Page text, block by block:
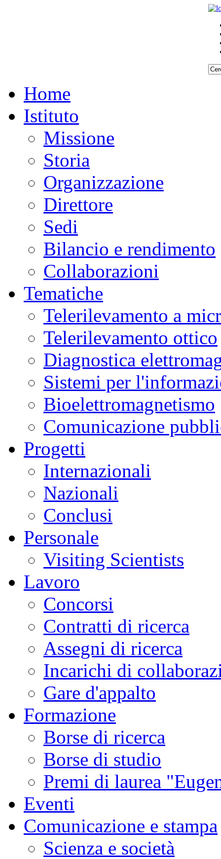
Home
Istituto
Missione
Storia
Organizzazione
Direttore
Sedi
Bilancio e rendimento
Collaborazioni
Tematiche
Telerilevamento a
Telerilevamento ottico
Diagnostica
Sistemi per
Bioelettromagnetismo
Comunicazione
Progetti
Internazionali
Nazionali
Conclusi
Personale
Visiting Scientists
Lavoro
Concorsi
Contratti di ricerca
Assegni di ricerca
Incarichi di
Gare d'appalto
Formazione
Borse di ricerca
Borse di studio
Premi di laurea
Eventi
Comunicazione e stampa
Scienza e società